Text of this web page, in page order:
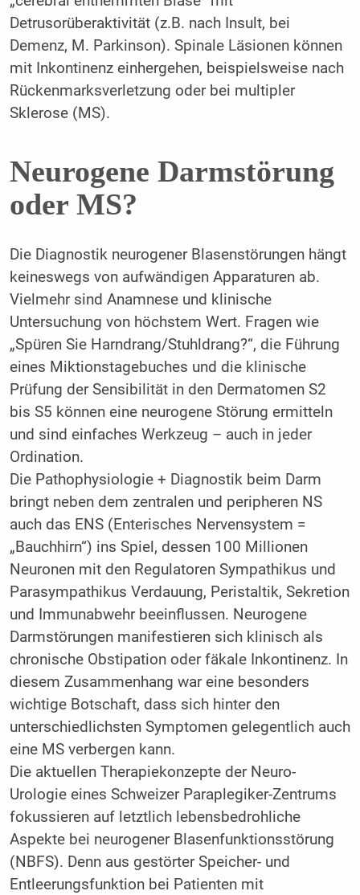
Detrusorüberaktivität (z.B. nach Insult, bei
Demenz, M. Parkinson). Spinale Läsionen können
mit Inkontinenz einhergehen, beispielsweise nach
Rückenmarksverletzung oder bei multipler
Sklerose (MS).
Neurogene Darmstörung
oder MS?
Die Diagnostik neurogener Blasenstörungen hängt
keineswegs von aufwändigen Apparaturen ab.
Vielmehr sind Anamnese und klinische
Untersuchung von höchstem Wert. Fragen wie
„Spüren Sie Harndrang/Stuhldrang?“, die Führung
eines Miktionstagebuches und die klinische
Prüfung der Sensibilität in den Dermatomen S2
bis S5 können eine neurogene Störung ermitteln
und sind einfaches Werkzeug – auch in jeder
Ordination.
Die Pathophysiologie + Diagnostik beim Darm
bringt neben dem zentralen und peripheren NS
auch das ENS (Enterisches Nervensystem =
„Bauchhirn“) ins Spiel, dessen 100 Millionen
Neuronen mit den Regulatoren Sympathikus und
Parasympathikus Verdauung, Peristaltik, Sekretion
und Immunabwehr beeinflussen. Neurogene
Darmstörungen manifestieren sich klinisch als
chronische Obstipation oder fäkale Inkontinenz. In
diesem Zusammenhang war eine besonders
wichtige Botschaft, dass sich hinter den
unterschiedlichsten Symptomen gelegentlich auch
eine MS verbergen kann.
Die aktuellen Therapiekonzepte der Neuro-
Urologie eines Schweizer Paraplegiker-Zentrums
fokussieren auf letztlich lebensbedrohliche
Aspekte bei neurogener Blasenfunktionsstörung
(NBFS). Denn aus gestörter Speicher- und
Entleerungsfunktion bei Patienten mit